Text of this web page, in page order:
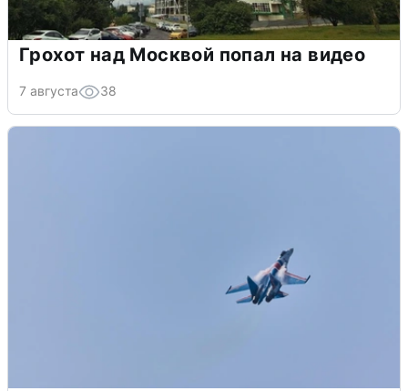
Грохот над Москвой попал на видео
7 августа 38